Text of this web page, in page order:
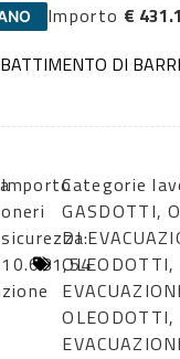
Importo €
DI
Importo
oneri
sicurezza:
10.681,54
Categorie
GASDOTTI,
DI